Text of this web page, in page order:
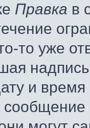
Правка в
то уже
и